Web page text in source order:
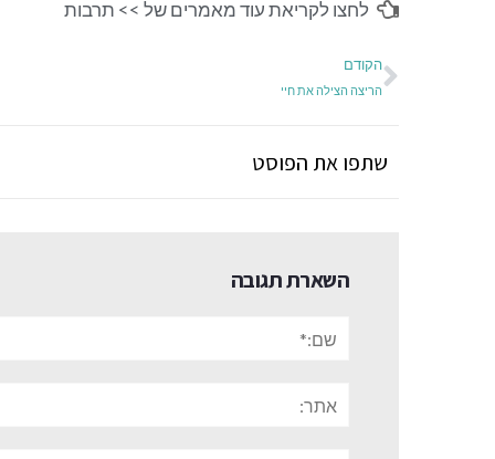
לחצו לקריאת עוד מאמרים של >> תרבות
הקודם
הריצה הצילה את חיי
שתפו את הפוסט
השארת תגובה